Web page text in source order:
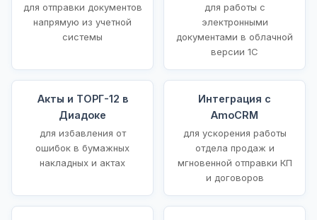
для отправки документов
напрямую из учетной
системы
для работы с
электронными
документами в облачной
версии 1С
Акты и ТОРГ-12 в
Диадоке
для избавления от
ошибок в бумажных
накладных и актах
Интеграция с
AmoCRM
для ускорения работы
отдела продаж и
мгновенной отправки КП
и договоров